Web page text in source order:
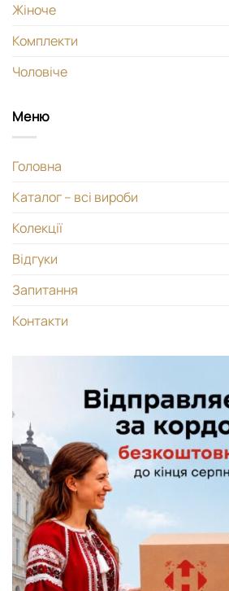
Жіноче
Комплекти
Чоловіче
Меню
Головна
Каталог – всі вироби
Колекції
Відгуки
Запитання
Контакти